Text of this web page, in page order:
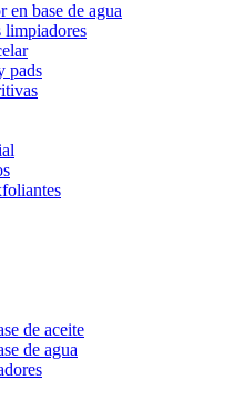
en base de agua
limpiadores
pads
de aceite
de agua